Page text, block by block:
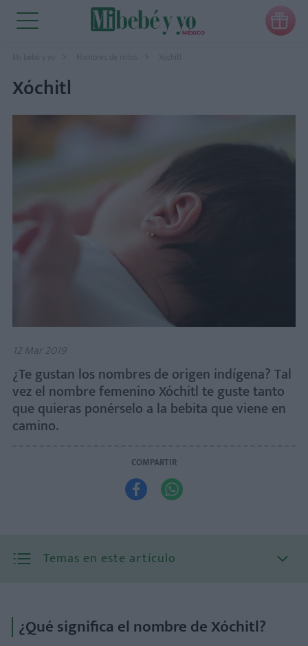

Mi bebé y yo Xóchitl
Xóchitl
12 Mar 2019
¿Te gustan los nombres de origen indígena? Tal
vez el nombre femenino Xóchitl te guste tanto
que quieras ponérselo a la bebita que viene en
camino.
COMPARTIR
 
Temas en este artículo
¿Qué significa el nombre de Xóchitl?